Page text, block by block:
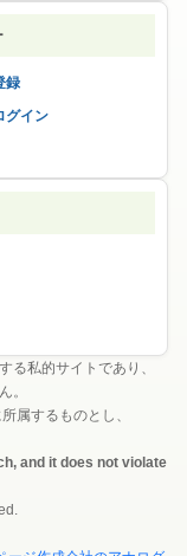
録
グイン
る私的サイトであり、
。
属するものとし、
and it does not violate